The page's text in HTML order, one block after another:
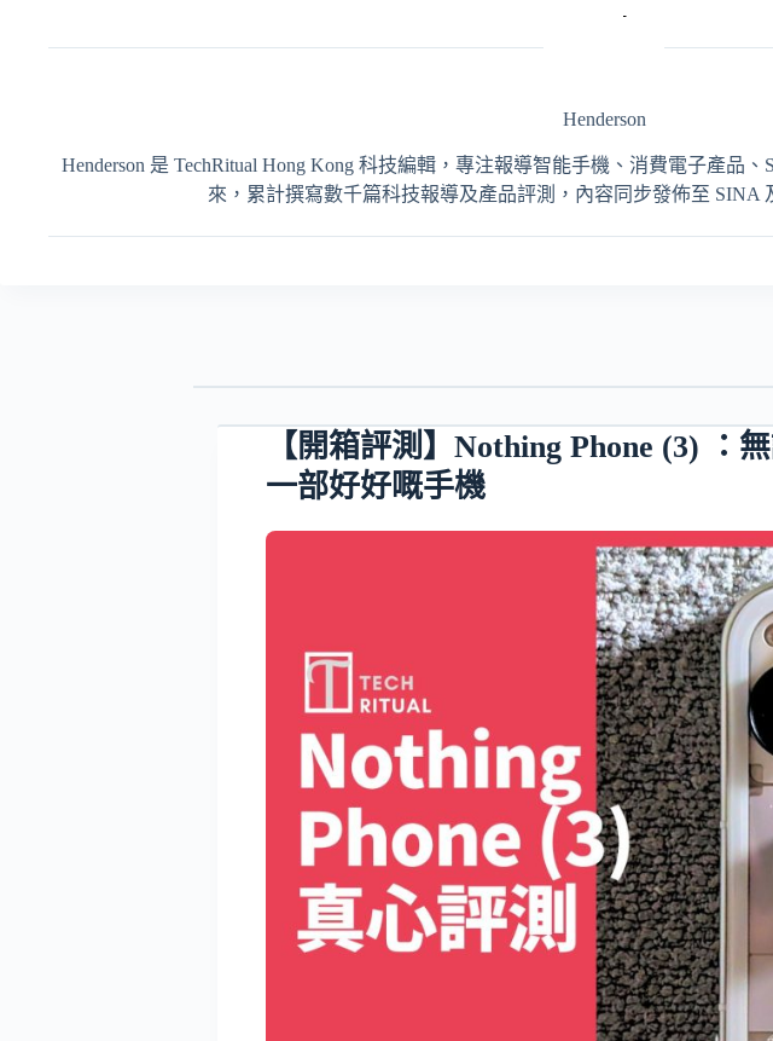
Henderson
Henderson 是 TechRitual Hong Kong 科技編輯，專注報導智能手機、消費電子產品
來，累計撰寫數千篇科技報導及產品評測，內容同步發佈至 SINA
【開箱評測】Nothing Phone (3)
一部好好嘅手機